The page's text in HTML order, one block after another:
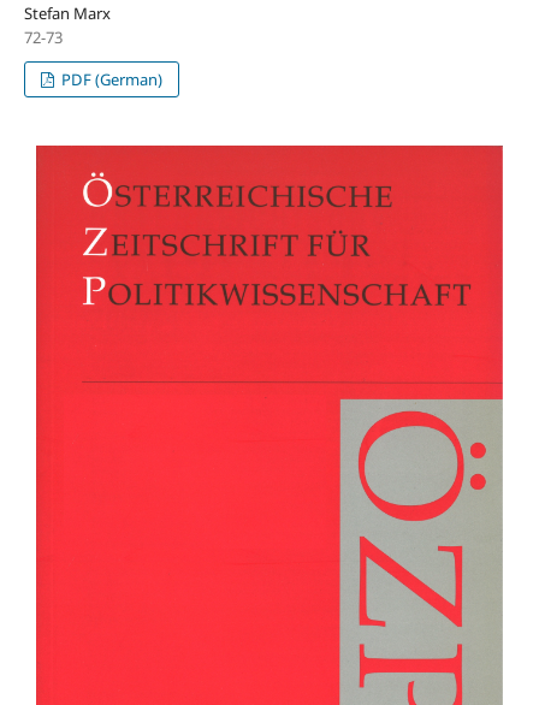
Stefan Marx
72-73
PDF (German)